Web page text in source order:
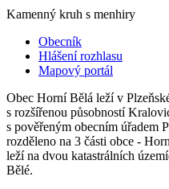
Kamenný kruh s menhiry
Obecník
Hlášení rozhlasu
Mapový portál
Obec Horní Bělá leží v
s rozšířenou působností
s pověřeným obecním úřadem
rozděleno na 3 části obce -
leží na dvou katastrálních
Bělé.